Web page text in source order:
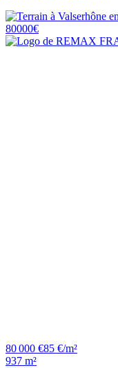
80 000 €85 €/m²
937 m²